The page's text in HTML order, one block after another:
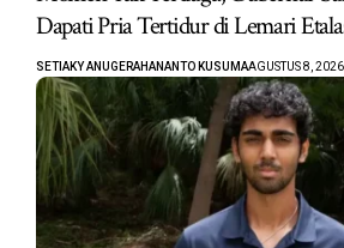
Dapati Pria Tertidur di Lemari
SETIAKY ANUGERAHANANTO KUSUMAAGUSTUS 8, 2026